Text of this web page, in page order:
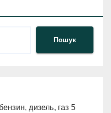
Пошук
дизель, газ 5